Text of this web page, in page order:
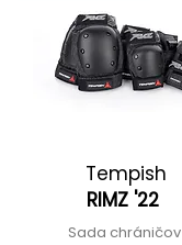
Tempish
RIMZ '22
Sada chráničov